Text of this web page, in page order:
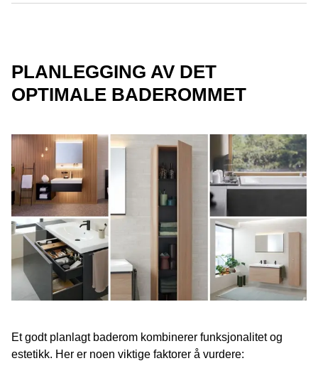
PLANLEGGING AV DET
OPTIMALE BADEROMMET
Et godt planlagt baderom kombinerer funksjonalitet og
estetikk. Her er noen viktige faktorer å vurdere: